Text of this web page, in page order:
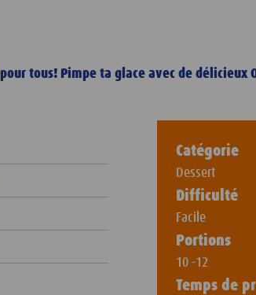
tous! Pimpe ta glace avec de
Catégorie
Dessert
Difficulté
Facile
Portions
10 -12
Temps de